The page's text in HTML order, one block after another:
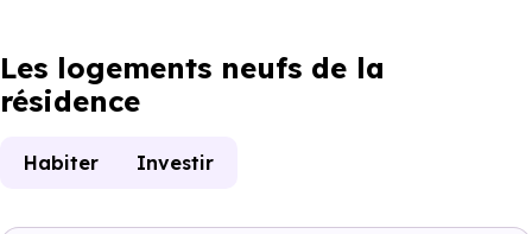
Les logements neufs de la
résidence
Habiter Investir